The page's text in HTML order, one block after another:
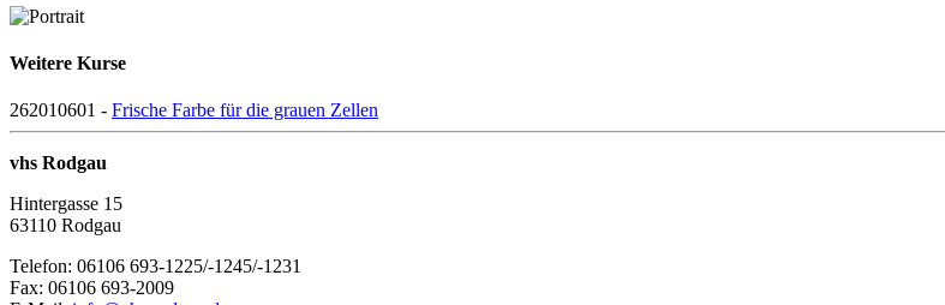
Weitere Kurse
262010601 - Frische Farbe für die grauen Zellen
vhs Rodgau
Hintergasse 15
63110 Rodgau
Telefon: 06106 693-1225/-1245/-1231
Fax: 06106 693-2009